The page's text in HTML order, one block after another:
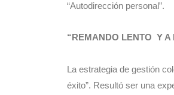
“Autodirección personal”.
“REMANDO LENTO Y A
La estrategia de gestión
éxito”. Resultó ser una